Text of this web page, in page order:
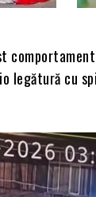
legătură cu